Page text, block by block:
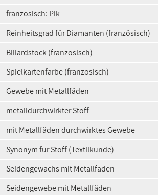
französisch: Pik
Reinheitsgrad für Diamanten (französisch)
Billardstock (französisch)
Spielkartenfarbe (französisch)
Gewebe mit Metallfäden
metalldurchwirkter Stoff
mit Metallfäden durchwirktes Gewebe
Synonym für Stoff (Textilkunde)
Seidengewächs mit Metallfäden
Seidengewebe mit Metallfäden